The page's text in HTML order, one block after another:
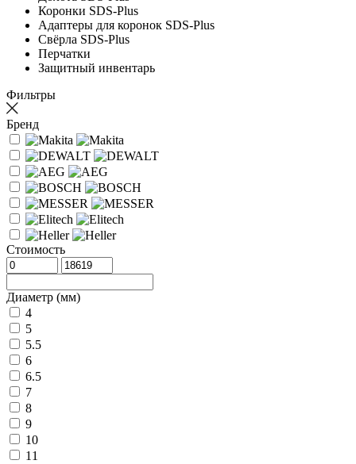
Коронки SDS-Plus
Адаптеры для коронок SDS-Plus
Свёрла SDS-Plus
Перчатки
Защитный инвентарь
Фильтры
Бренд
Стоимость
Диаметр (мм)
4
5
5.5
6
6.5
7
8
9
10
11